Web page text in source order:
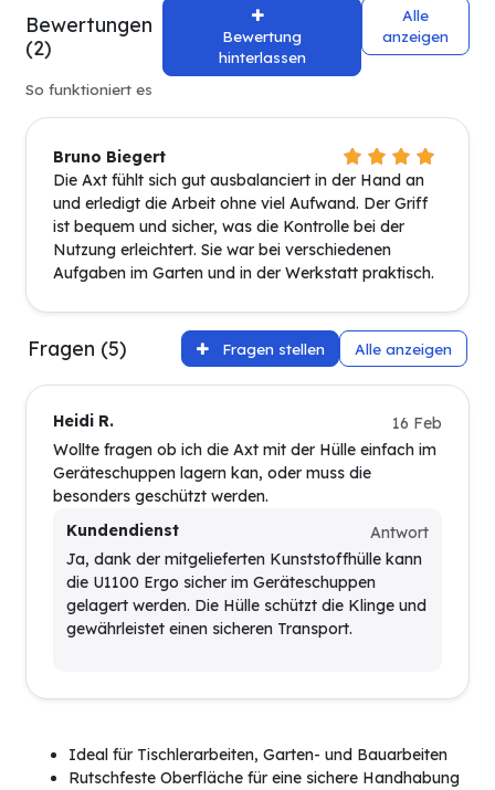
Bewertungen
(2)
Bewertung
hinterlassen
Alle
anzeigen
So funktioniert es
Bruno Biegert
Die Axt fühlt sich gut ausbalanciert in der Hand an
und erledigt die Arbeit ohne viel Aufwand. Der Griff
ist bequem und sicher, was die Kontrolle bei der
Nutzung erleichtert. Sie war bei verschiedenen
Aufgaben im Garten und in der Werkstatt praktisch.
Fragen (5) Fragen stellen Alle anzeigen
Heidi R.
16 Feb
Wollte fragen ob ich die Axt mit der Hülle einfach im
Geräteschuppen lagern kan, oder muss die
besonders geschützt werden.
Kundendienst
Antwort
Ja, dank der mitgelieferten Kunststoffhülle kann
die U1100 Ergo sicher im Geräteschuppen
gelagert werden. Die Hülle schützt die Klinge und
gewährleistet einen sicheren Transport.
Ideal für Tischlerarbeiten, Garten- und Bauarbeiten
Rutschfeste Oberfläche für eine sichere Handhabung